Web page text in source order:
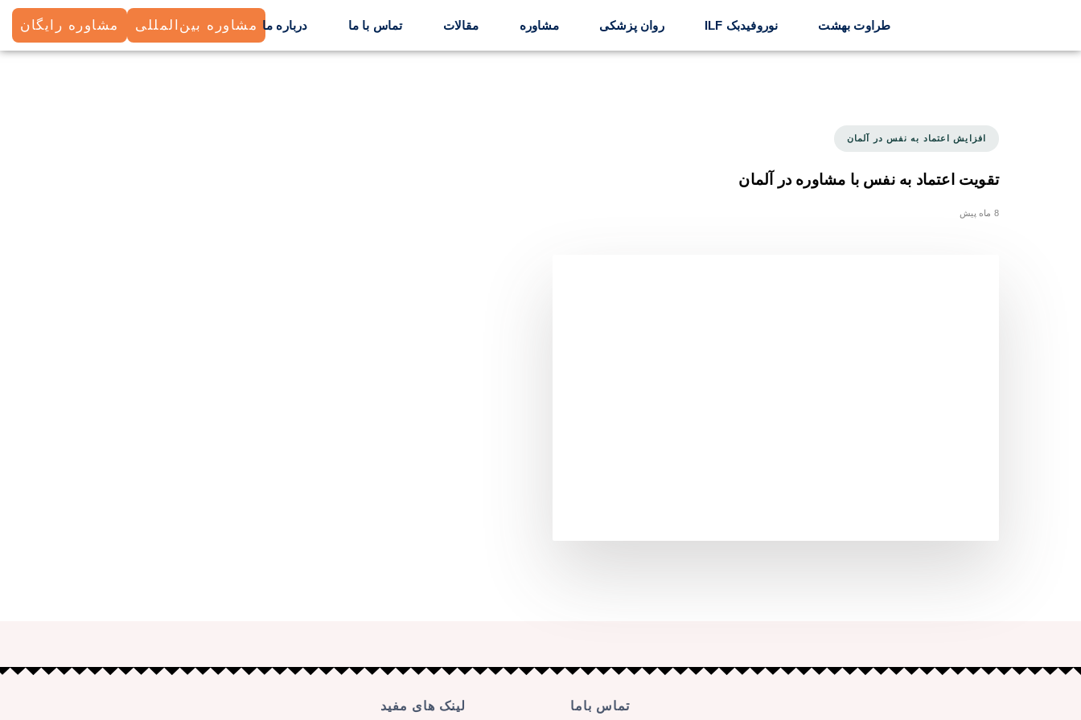
طراوت بهشت نوروفیدبک ILF روان پزشکی مشاوره مقالات تماس با ما درباره ما مشاوره بین‌المللی مشاوره رایگان
افزایش اعتماد به نفس در آلمان
تقویت اعتماد به نفس با مشاوره در آلمان
8 ماه پیش
تماس باما لینک های مفید